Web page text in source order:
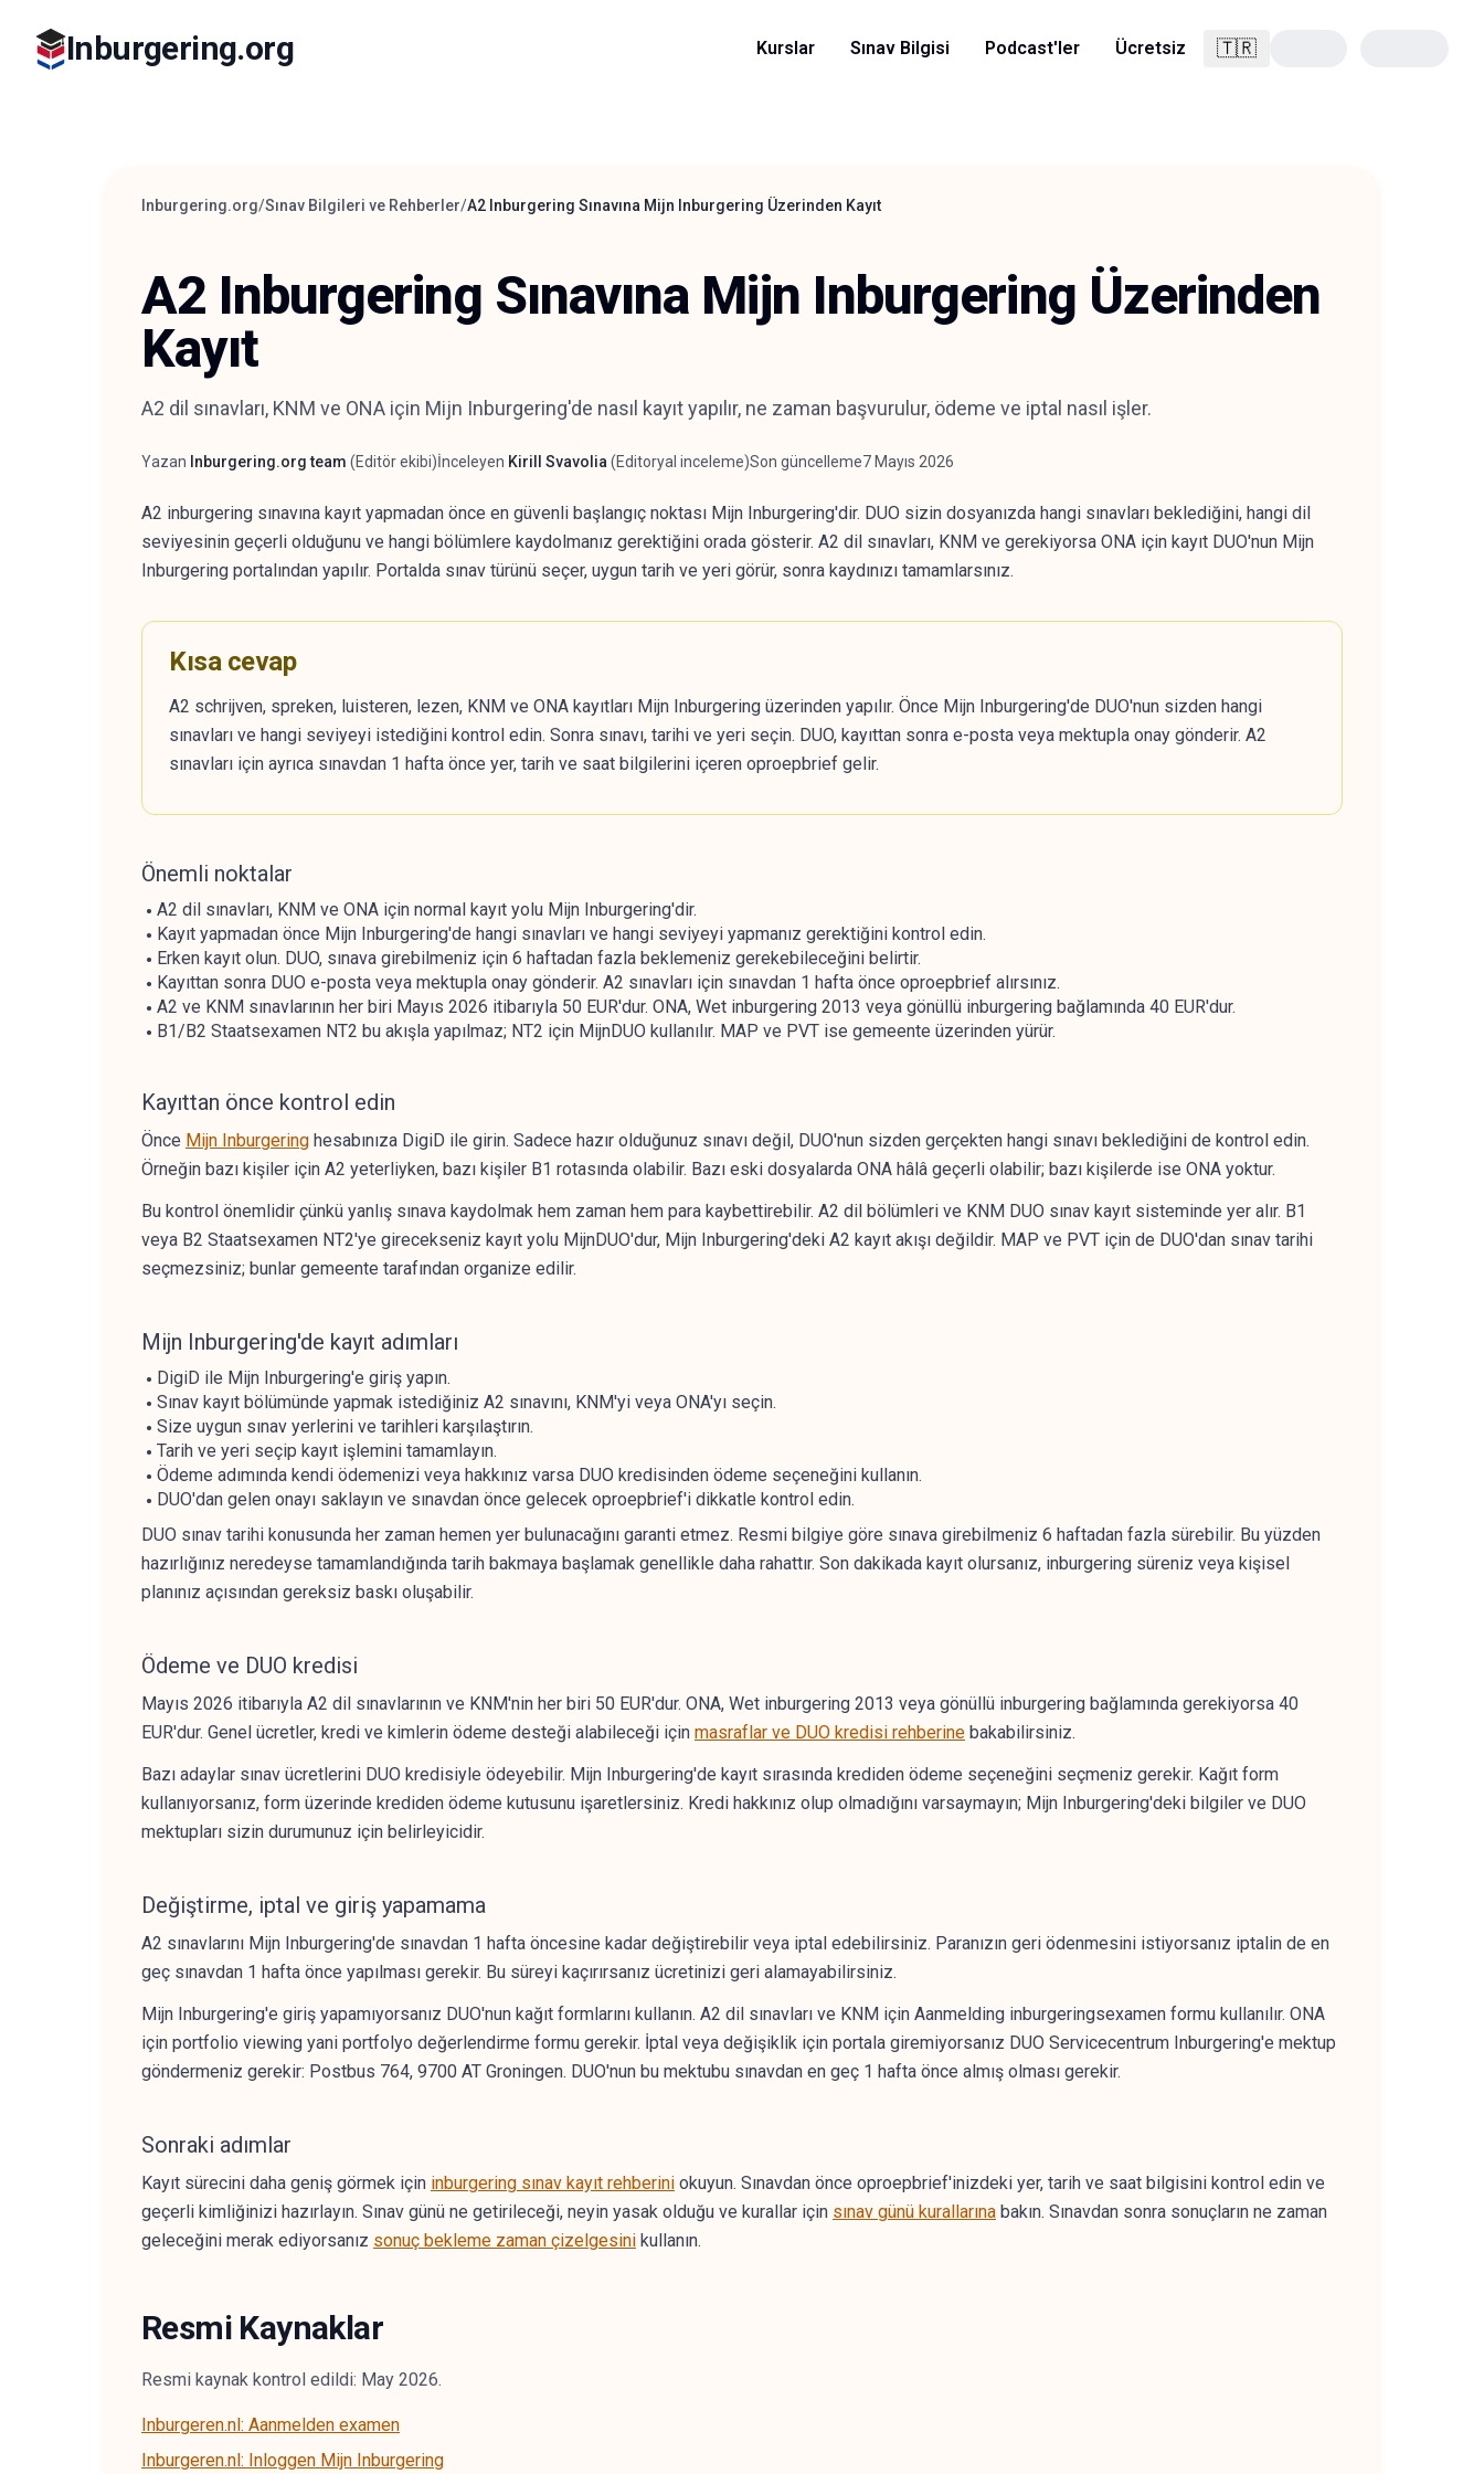
Inburgering.org Kurslar Sınav Bilgisi Podcast'ler Ücretsiz 🇹🇷Türkçe
Inburgering.org/Sınav Bilgileri ve Rehberler/A2 Inburgering Sınavına Mijn Inburgering Üzerinden Kayıt
A2 Inburgering Sınavına Mijn Inburgering Üzerinden
Kayıt
A2 dil sınavları, KNM ve ONA için Mijn Inburgering'de nasıl kayıt yapılır, ne zaman başvurulur, ödeme ve iptal nasıl işler.
Yazar
Yazan Inburgering.org team (Editör ekibi)
İnceleyen
İnceleyen Kirill Svavolia (Editoryal inceleme)Son güncelleme7 Mayıs 2026
A2 inburgering sınavına kayıt yapmadan önce en güvenli başlangıç noktası Mijn Inburgering'dir. DUO sizin dosyanızda hangi sınavları beklediğini, hangi dil
seviyesinin geçerli olduğunu ve hangi bölümlere kaydolmanız gerektiğini orada gösterir. A2 dil sınavları, KNM ve gerekiyorsa ONA için kayıt DUO'nun Mijn
Inburgering portalından yapılır. Portalda sınav türünü seçer, uygun tarih ve yeri görür, sonra kaydınızı tamamlarsınız.
Kısa cevap
A2 schrijven, spreken, luisteren, lezen, KNM ve ONA kayıtları Mijn Inburgering üzerinden yapılır. Önce Mijn Inburgering'de DUO'nun sizden hangi
sınavları ve hangi seviyeyi istediğini kontrol edin. Sonra sınavı, tarihi ve yeri seçin. DUO, kayıttan sonra e-posta veya mektupla onay gönderir. A2
sınavları için ayrıca sınavdan 1 hafta önce yer, tarih ve saat bilgilerini içeren oproepbrief gelir.
Önemli noktalar
A2 dil sınavları, KNM ve ONA için normal kayıt yolu Mijn Inburgering'dir.
Kayıt yapmadan önce Mijn Inburgering'de hangi sınavları ve hangi seviyeyi yapmanız gerektiğini kontrol edin.
Erken kayıt olun. DUO, sınava girebilmeniz için 6 haftadan fazla beklemeniz gerekebileceğini belirtir.
Kayıttan sonra DUO e-posta veya mektupla onay gönderir. A2 sınavları için sınavdan 1 hafta önce oproepbrief alırsınız.
A2 ve KNM sınavlarının her biri Mayıs 2026 itibarıyla 50 EUR'dur. ONA, Wet inburgering 2013 veya gönüllü inburgering bağlamında 40 EUR'dur.
B1/B2 Staatsexamen NT2 bu akışla yapılmaz; NT2 için MijnDUO kullanılır. MAP ve PVT ise gemeente üzerinden yürür.
Kayıttan önce kontrol edin
Önce Mijn Inburgering hesabınıza DigiD ile girin. Sadece hazır olduğunuz sınavı değil, DUO'nun sizden gerçekten hangi sınavı beklediğini de kontrol edin.
Örneğin bazı kişiler için A2 yeterliyken, bazı kişiler B1 rotasında olabilir. Bazı eski dosyalarda ONA hâlâ geçerli olabilir; bazı kişilerde ise ONA yoktur.
Bu kontrol önemlidir çünkü yanlış sınava kaydolmak hem zaman hem para kaybettirebilir. A2 dil bölümleri ve KNM DUO sınav kayıt sisteminde yer alır. B1
veya B2 Staatsexamen NT2'ye girecekseniz kayıt yolu MijnDUO'dur, Mijn Inburgering'deki A2 kayıt akışı değildir. MAP ve PVT için de DUO'dan sınav tarihi
seçmezsiniz; bunlar gemeente tarafından organize edilir.
Mijn Inburgering'de kayıt adımları
DigiD ile Mijn Inburgering'e giriş yapın.
Sınav kayıt bölümünde yapmak istediğiniz A2 sınavını, KNM'yi veya ONA'yı seçin.
Size uygun sınav yerlerini ve tarihleri karşılaştırın.
Tarih ve yeri seçip kayıt işlemini tamamlayın.
Ödeme adımında kendi ödemenizi veya hakkınız varsa DUO kredisinden ödeme seçeneğini kullanın.
DUO'dan gelen onayı saklayın ve sınavdan önce gelecek oproepbrief'i dikkatle kontrol edin.
DUO sınav tarihi konusunda her zaman hemen yer bulunacağını garanti etmez. Resmi bilgiye göre sınava girebilmeniz 6 haftadan fazla sürebilir. Bu yüzden
hazırlığınız neredeyse tamamlandığında tarih bakmaya başlamak genellikle daha rahattır. Son dakikada kayıt olursanız, inburgering süreniz veya kişisel
planınız açısından gereksiz baskı oluşabilir.
Ödeme ve DUO kredisi
Mayıs 2026 itibarıyla A2 dil sınavlarının ve KNM'nin her biri 50 EUR'dur. ONA, Wet inburgering 2013 veya gönüllü inburgering bağlamında gerekiyorsa 40
EUR'dur. Genel ücretler, kredi ve kimlerin ödeme desteği alabileceği için masraflar ve DUO kredisi rehberine bakabilirsiniz.
Bazı adaylar sınav ücretlerini DUO kredisiyle ödeyebilir. Mijn Inburgering'de kayıt sırasında krediden ödeme seçeneğini seçmeniz gerekir. Kağıt form
kullanıyorsanız, form üzerinde krediden ödeme kutusunu işaretlersiniz. Kredi hakkınız olup olmadığını varsaymayın; Mijn Inburgering'deki bilgiler ve DUO
mektupları sizin durumunuz için belirleyicidir.
Değiştirme, iptal ve giriş yapamama
A2 sınavlarını Mijn Inburgering'de sınavdan 1 hafta öncesine kadar değiştirebilir veya iptal edebilirsiniz. Paranızın geri ödenmesini istiyorsanız iptalin de en
geç sınavdan 1 hafta önce yapılması gerekir. Bu süreyi kaçırırsanız ücretinizi geri alamayabilirsiniz.
Mijn Inburgering'e giriş yapamıyorsanız DUO'nun kağıt formlarını kullanın. A2 dil sınavları ve KNM için Aanmelding inburgeringsexamen formu kullanılır. ONA
için portfolio viewing yani portfolyo değerlendirme formu gerekir. İptal veya değişiklik için portala giremiyorsanız DUO Servicecentrum Inburgering'e mektup
göndermeniz gerekir: Postbus 764, 9700 AT Groningen. DUO'nun bu mektubu sınavdan en geç 1 hafta önce almış olması gerekir.
Sonraki adımlar
Kayıt sürecini daha geniş görmek için inburgering sınav kayıt rehberini okuyun. Sınavdan önce oproepbrief'inizdeki yer, tarih ve saat bilgisini kontrol edin ve
geçerli kimliğinizi hazırlayın. Sınav günü ne getirileceği, neyin yasak olduğu ve kurallar için sınav günü kurallarına bakın. Sınavdan sonra sonuçların ne zaman
geleceğini merak ediyorsanız sonuç bekleme zaman çizelgesini kullanın.
Resmi Kaynaklar
Resmi kaynak kontrol edildi: May 2026.
Inburgeren.nl: Aanmelden examen
Inburgeren.nl: Inloggen Mijn Inburgering